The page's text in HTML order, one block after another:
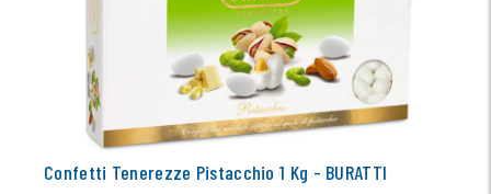
Confetti Tenerezze Pistacchio 1 Kg - BURATTI